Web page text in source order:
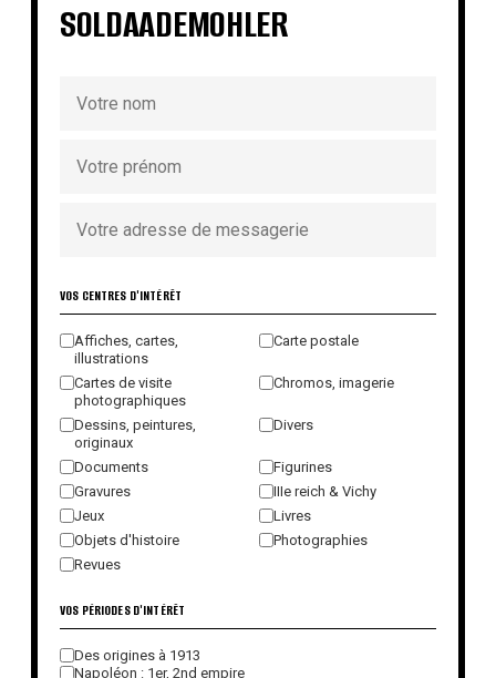
SOLDAADEMOHLER
VOS CENTRES D'INTÉRÊT
Affiches, cartes,
illustrations
Carte postale
Cartes de visite
photographiques
Chromos, imagerie
Dessins, peintures,
originaux
Divers
Documents
Figurines
Gravures
IIIe reich & Vichy
Jeux
Livres
Objets d'histoire
Photographies
Revues
VOS PÉRIODES D'INTÉRÊT
Des origines à 1913
Napoléon : 1er, 2nd empire